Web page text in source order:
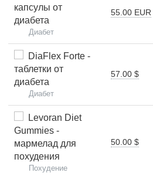
капсулы от
диабета
Диабет
55.00 EUR
DiaFlex Forte -
таблетки от
диабета
Диабет
57.00 $
Levoran Diet
Gummies -
мармелад для
похудения
Похудение
50.00 $